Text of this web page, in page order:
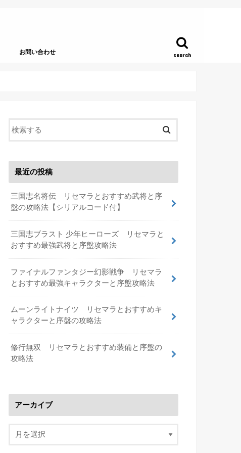
search
お問い合わせ
最近の投稿
三国志名将伝 リセマラとおすすめ武将と序
盤の攻略法【シリアルコード付】
三国志ブラスト 少年ヒーローズ リセマラと
おすすめ最強武将と序盤攻略法
ファイナルファンタジー幻影戦争 リセマラ
とおすすめ最強キャラクターと序盤攻略法
ムーンライトナイツ リセマラとおすすめキ
ャラクターと序盤の攻略法
修行無双 リセマラとおすすめ装備と序盤の
攻略法
アーカイブ